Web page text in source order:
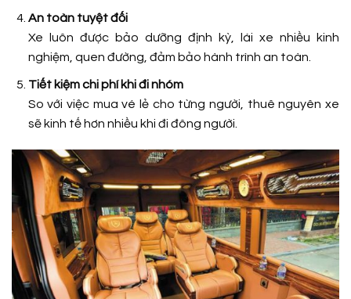
An toàn tuyệt đối
Xe luôn được bảo dưỡng định kỳ, lái xe nhiều kinh
nghiệm, quen đường, đảm bảo hành trình an toàn.
Tiết kiệm chi phí khi đi nhóm
So với việc mua vé lẻ cho từng người, thuê nguyên xe
sẽ kinh tế hơn nhiều khi đi đông người.